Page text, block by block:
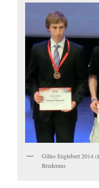
Gilles Englebert 2014
Bredemus